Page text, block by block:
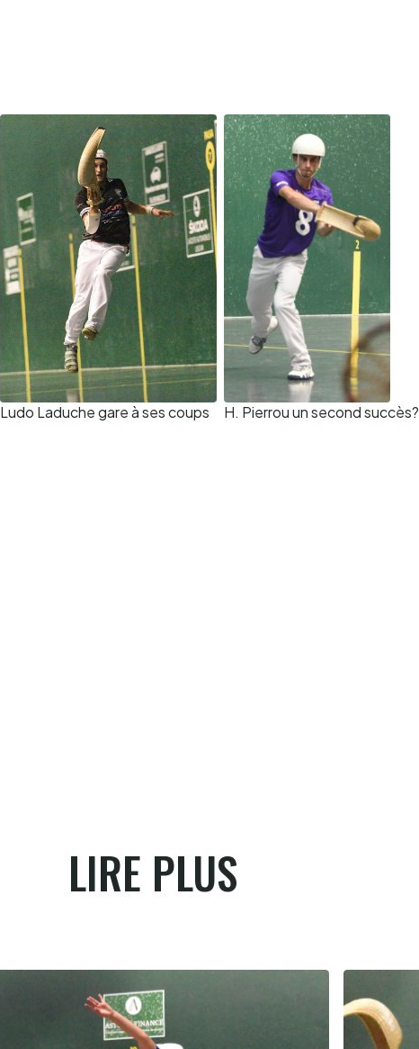
Ludo Laduche gare à ses coups H. Pierrou un second succès?
LIRE PLUS